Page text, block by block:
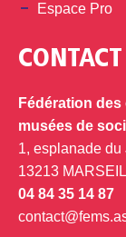
Espace Pro
CONTACT
Fédération
musées de
1, esplanade du
13213
04 84 35 14 87